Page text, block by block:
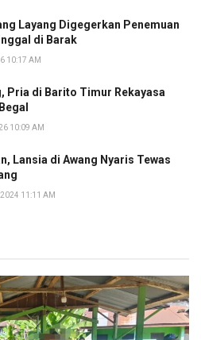
Layang Digegerkan Penemuan
di Barak
10:17 AM
Pria di Barito Timur Rekayasa
10:09 AM
Lansia di Awang Nyaris Tewas
2024 11:11 AM